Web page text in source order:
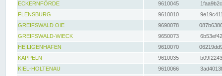
ECKERNFÖRDE
9610045
FLENSBURG
9610010
GREIFSWALD OIE
9690078
GREIFSWALD-WIECK
9650073
HEILIGENHAFEN
9610070
KAPPELN
9610035
KIEL-HOLTENAU
9610066